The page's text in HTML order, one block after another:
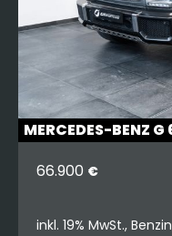
MERCEDES-BENZ
66.900 €
inkl. 19% MwSt.,